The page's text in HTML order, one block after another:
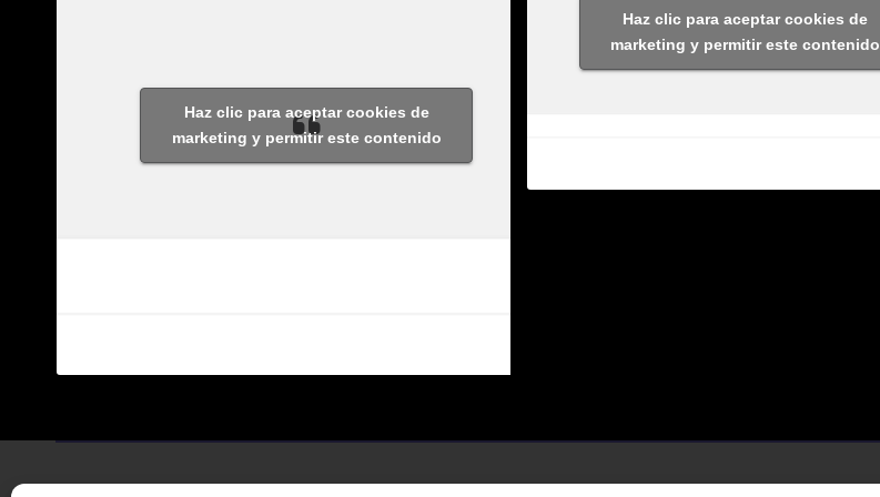
Haz clic para aceptar cookies de
marketing y permitir este contenido
Haz clic para aceptar cookies de
marketing y permitir este contenido